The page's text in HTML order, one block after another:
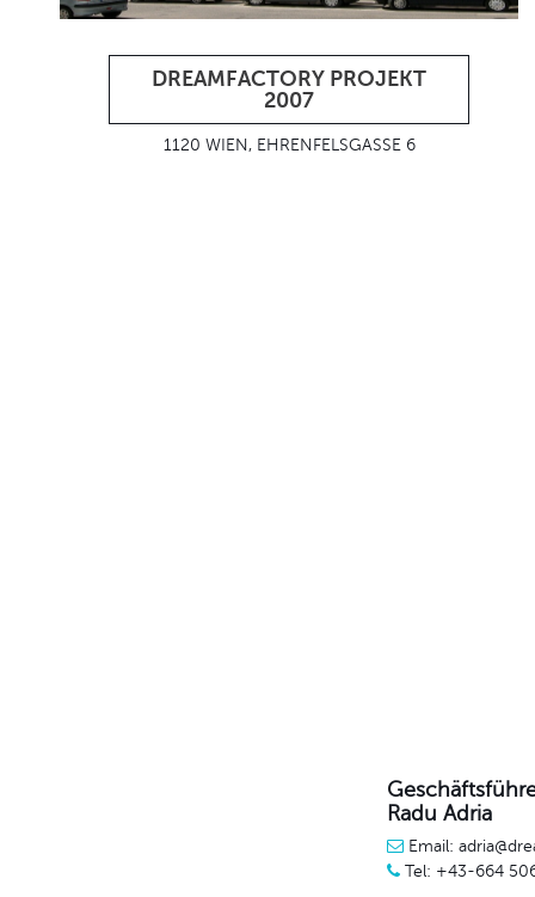
DREAMFACTORY PROJEKT
2007
1120 WIEN, EHRENFELSGASSE 6
Radu Adria
Email:
Tel: +43-664